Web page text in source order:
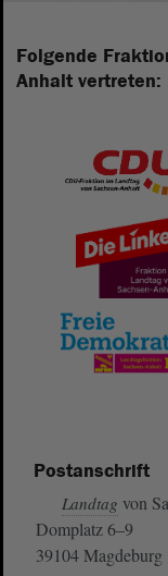
Folgende
Anhalt vertreten:
Postanschrift
Landtag von
Domplatz 6–9
39104 Magdeburg